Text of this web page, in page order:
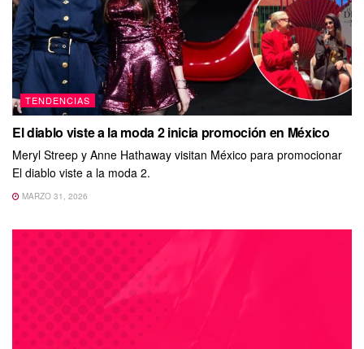
TENDENCIAS
El diablo viste a la moda 2 inicia promoción en México
Meryl Streep y Anne Hathaway visitan México para promocionar
El diablo viste a la moda 2.
MARZO 31, 2026